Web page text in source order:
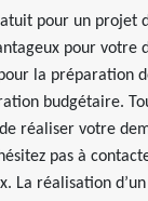
pour un projet
pour votre
la préparation
budgétaire.
réaliser votre
pas à
La réalisation